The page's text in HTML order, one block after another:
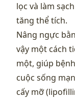
lọc và làm
tăng thể tích.
Nâng ngực
vậy một cách
một, giúp
cuộc sống
cấy mỡ